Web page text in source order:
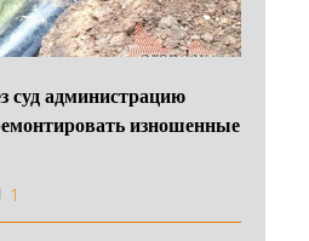
суд администрацию
изношенные
1